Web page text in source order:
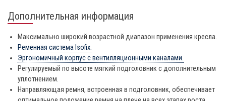
Дополнительная информация
Максимально широкий возрастной диапазон применения кресла.
Ременная система Isofix.
Эргономичный корпус с вентилляционными каналами.
Регулируемый по высоте мягкий подголовник с дополнительным
уплотнением.
Направляющая ремня, встроенная в подголовник, обеспечивает